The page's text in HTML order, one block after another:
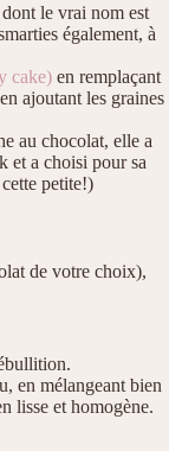
dont le vrai nom est
également, à
cake) en remplaçant
ajoutant les graines
au chocolat, elle a
et a choisi pour sa
petite!)
de votre choix),
en mélangeant bien
lisse et homogène.